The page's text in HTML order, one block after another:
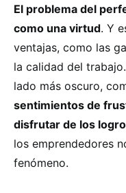
El problema del
como una virtud. Y
ventajas, como las
la calidad del
lado más oscuro,
sentimientos de
disfrutar de los
los emprendedores
fenómeno.